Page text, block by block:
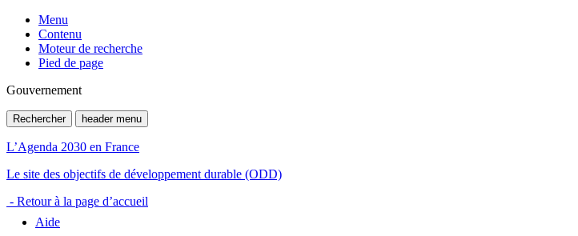
Menu
Contenu
Moteur de recherche
Pied de page
Gouvernement
Rechercher header menu
L’Agenda 2030 en France
Le site des objectifs de développement durable (ODD)
- Retour à la page d’accueil
Aide